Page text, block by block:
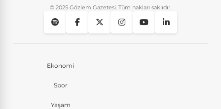
© 2025 Gözlem Gazetesi. Tüm hakları saklıdır.
Ekonomi
Spor
Yaşam